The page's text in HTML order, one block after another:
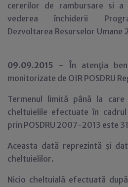
cererilor de rambursare si
vederea închiderii
Dezvoltarea Resurselor
09.09.2015 - În atenţia
monitorizate de OIR POSDRU
Termenul limită până la
cheltuielile efectuate în
prin POSDRU 2007-2013 este
Aceasta dată reprezintă şi
cheltuielilor.
Nicio cheltuială efectuată